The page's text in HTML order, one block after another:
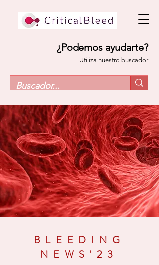
¿Podemos ayudarte?
Utiliza nuestro buscador
BLEEDING
NEWS'23